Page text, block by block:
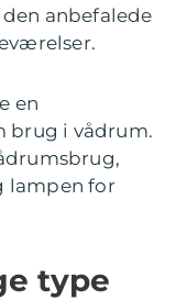
anbefalede
en
brug i vådrum.
lampen for
type